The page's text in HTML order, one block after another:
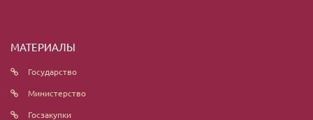
МАТЕРИАЛЫ
Государство
Министерство
Госзакупки